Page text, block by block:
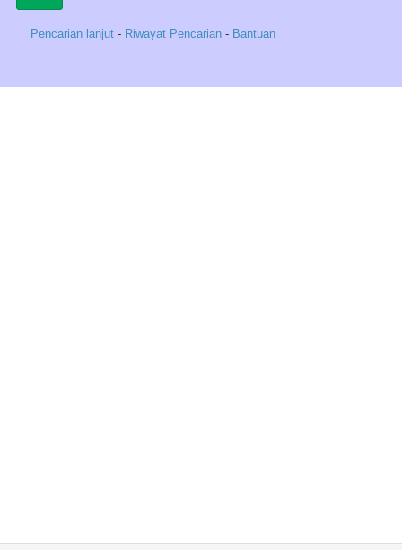
Pencarian lanjut - Riwayat Pencarian - Bantuan